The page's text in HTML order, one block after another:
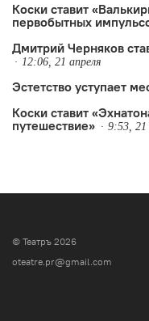
Коски ставит
первобытных
Дмитрий Черняков
12:06, 21 апреля
Эстетство уступает
Коски ставит
путешествие»
9:53, 21
© Театръ 2026
oteatre.pr@gmail.com